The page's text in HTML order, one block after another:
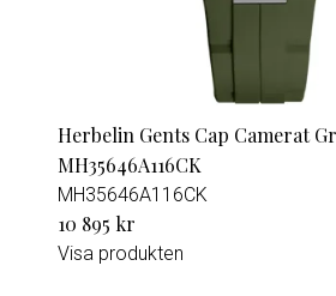
Herbelin Gents Cap Camerat
MH35646A116CK
MH35646A116CK
10 895 kr
Visa produkten